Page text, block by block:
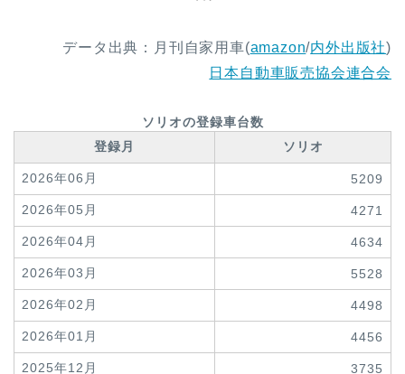
データ出典：月刊自家用車(amazon/内外出版社)
日本自動車販売協会連合会
ソリオの登録車台数
登録月
ソリオ
2026年06月 5209
2026年05月 4271
2026年04月 4634
2026年03月 5528
2026年02月 4498
2026年01月 4456
2025年12月 3735